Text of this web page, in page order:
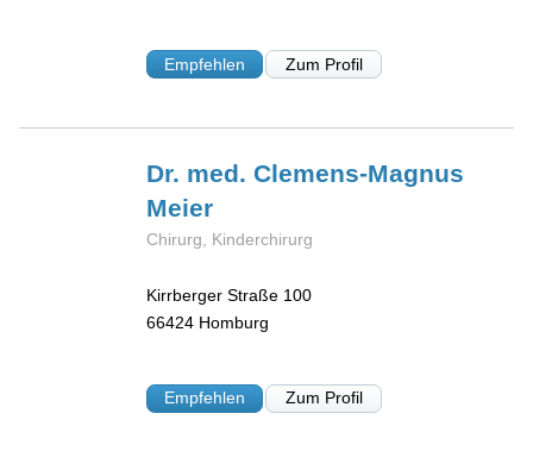
Empfehlen Zum Profil
Dr. med. Clemens-Magnus
Meier
Chirurg, Kinderchirurg
Kirrberger Straße 100
66424 Homburg
Empfehlen Zum Profil